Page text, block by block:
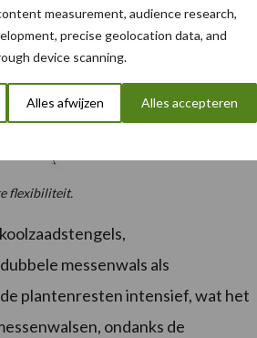
measurement, audience research,
precise geolocation data, and
device scanning.
Alles afwijzen Alles accepteren
flexibiliteit.
messenwals als
plantenresten intensief, wat het
ondanks de